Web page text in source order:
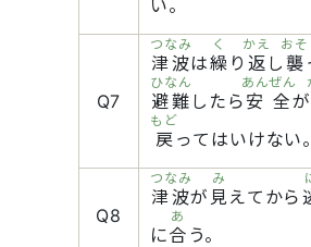
い。
Q7
津波
つなみ
は繰
く
り 返
かえ
し 襲
おそ
避難
ひなん
したら 安全
あんぜん
が
戻
もど
ってはいけない。
Q8
津波
つなみ
が 見
み
えてから
に合
あ
う。